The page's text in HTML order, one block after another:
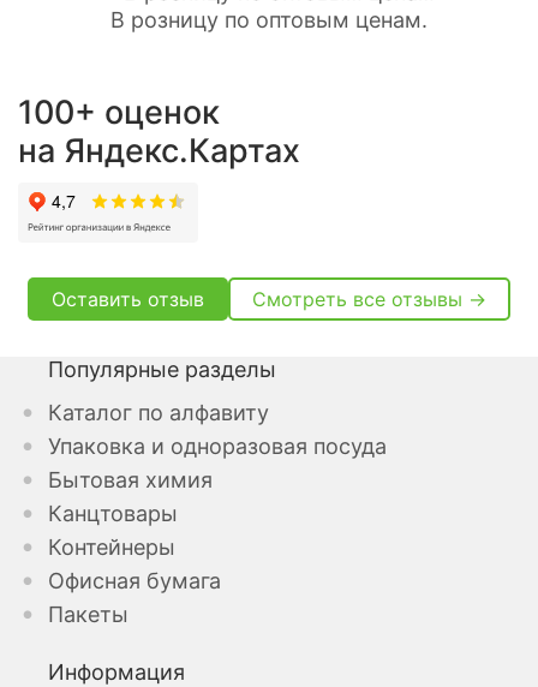
В розницу по оптовым ценам.
100+ оценок
на Яндекс.Картах
Оставить отзыв Смотреть все отзывы →
Популярные разделы
Каталог по алфавиту
Упаковка и одноразовая посуда
Бытовая химия
Канцтовары
Контейнеры
Офисная бумага
Пакеты
Информация